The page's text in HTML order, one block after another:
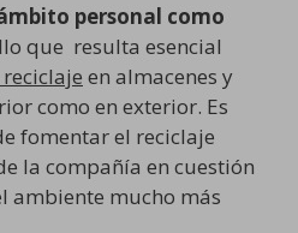
personal como
que resulta esencial
en almacenes y
como en exterior. Es
fomentar el reciclaje
la compañía en cuestión
ambiente mucho más